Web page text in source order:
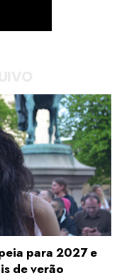
para 2027 e
de verão